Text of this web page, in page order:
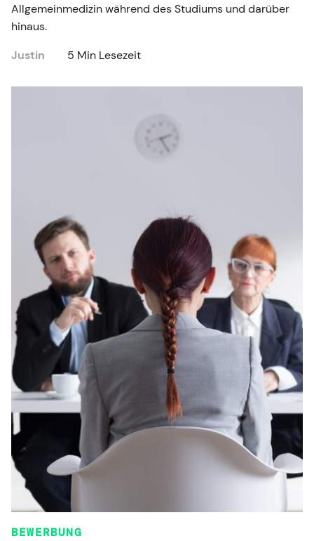
Allgemeinmedizin während des Studiums und darüber
hinaus.
Justin
5 Min Lesezeit
BEWERBUNG